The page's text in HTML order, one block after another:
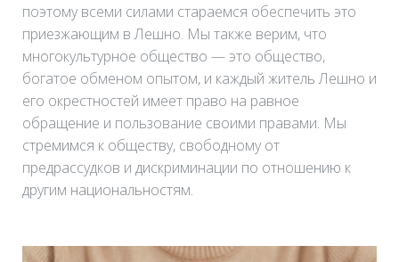
поэтому всеми силами стараемся обеспечить это
приезжающим в Лешно. Мы также верим, что
многокультурное общество — это общество,
богатое обменом опытом, и каждый житель Лешно и
его окрестностей имеет право на равное
обращение и пользование своими правами. Мы
стремимся к обществу, свободному от
предрассудков и дискриминации по отношению к
другим национальностям.